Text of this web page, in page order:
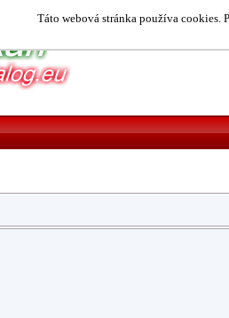
Táto webová stránka používa cookies.